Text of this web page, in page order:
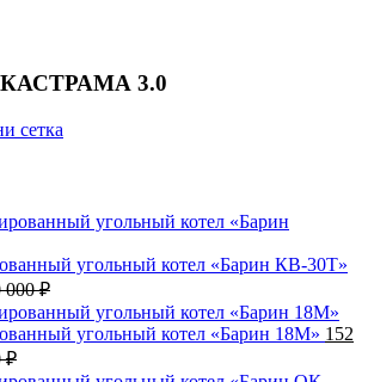
КАСТРАМА 3.0
угольный котел «Барин КВ-30Т»
000₽
угольный котел «Барин 18М» 152
₽